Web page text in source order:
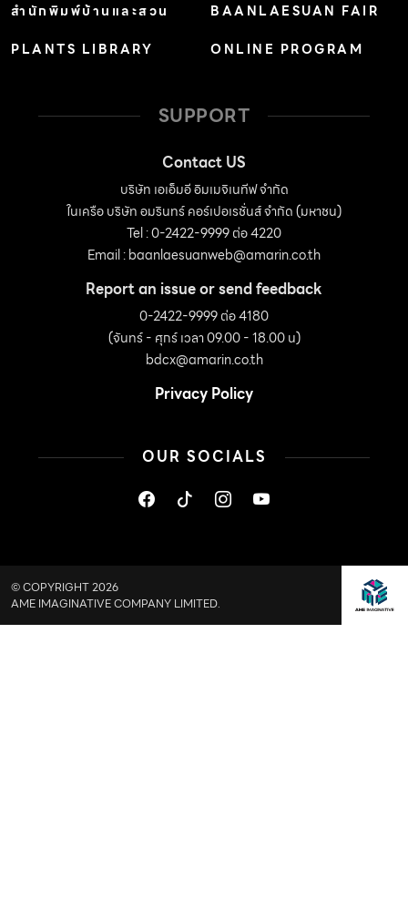
สำนักพิมพ์บ้านและสวน
PLANTS LIBRARY
BAANLAESUAN FAIR
ONLINE PROGRAM
SUPPORT
Contact US
บริษัท เอเอ็มอี อิมเมจิเนทีฟ จำกัด
ในเครือ บริษัท อมรินทร์ คอร์เปอเรชั่นส์ จำกัด (มหาชน)
Tel : 0-2422-9999 ต่อ 4220
Email :baanlaesuanweb@amarin.co.th
Report an issue or send feedback
0-2422-9999 ต่อ 4180
(จันทร์ - ศุกร์ เวลา 09.00 - 18.00 น)
bdcx@amarin.co.th
Privacy Policy
OUR SOCIALS
© COPYRIGHT 2026
AME IMAGINATIVE COMPANY LIMITED.